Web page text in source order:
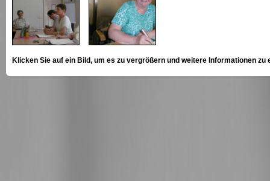
Klicken Sie auf ein Bild, um es zu vergrößern und weitere Informationen zu